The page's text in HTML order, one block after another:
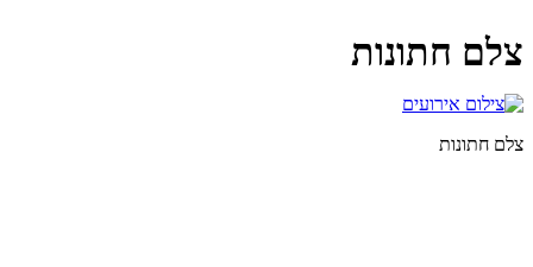
צלם חתונות
צלם חתונות